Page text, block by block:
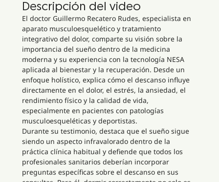
Descripción del video
El doctor Guillermo Recatero Rudes, especialista en
aparato musculoesquelético y tratamiento
integrativo del dolor, comparte su visión sobre la
importancia del sueño dentro de la medicina
moderna y su experiencia con la tecnología NESA
aplicada al bienestar y la recuperación. Desde un
enfoque holístico, explica cómo el descanso influye
directamente en el dolor, el estrés, la ansiedad, el
rendimiento físico y la calidad de vida,
especialmente en pacientes con patologías
musculoesqueléticas y deportistas.
Durante su testimonio, destaca que el sueño sigue
siendo un aspecto infravalorado dentro de la
práctica clínica habitual y defiende que todos los
profesionales sanitarios deberían incorporar
preguntas específicas sobre el descanso en sus